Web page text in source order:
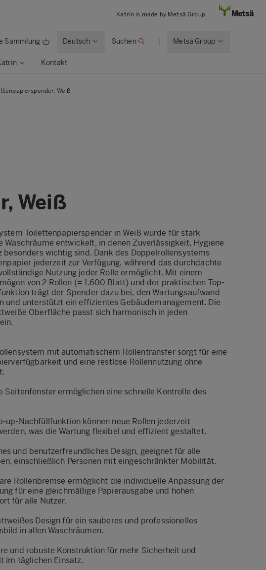
Katrin is made by Metsä Group.
Sammlung Deutsch Suchen Metsä Group
Kontakt
Weiß
Weiß
Toilettenpapierspender in Weiß wurde für stark
Waschräume entwickelt, in denen Zuverlässigkeit, Hygiene
besonders wichtig sind. Dank des Doppelrollensystems
jederzeit zur Verfügung, während das durchdachte
Nutzung jeder Rolle ermöglicht. Mit einem
von 2 Rollen (= 1.600 Blatt) und der praktischen Top-
trägt der Spender dazu bei, den Wartungsaufwand
und unterstützt ein effizientes Gebäudemanagement. Die
Oberfläche passt sich harmonisch in jeden
mit automatischem Rollentransfer sorgt für eine
und eine restlose Rollennutzung ohne
Seitenfenster ermöglichen eine schnelle Kontrolle des
up-Nachfüllfunktion können neue Rollen jederzeit
was die Wartung flexibel und effizient gestaltet.
und benutzerfreundliches Design, geeignet für alle
einschließlich Personen mit eingeschränkter Mobilität.
Rollenbremse ermöglicht die individuelle Anpassung der
für eine gleichmäßige Papierausgabe und hohen
für alle Nutzer.
Design für ein sauberes und professionelles
in allen Waschräumen.
und robuste Konstruktion für mehr Sicherheit und
im täglichen Einsatz.